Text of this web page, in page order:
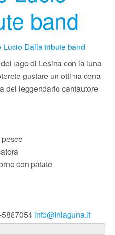
band
lago di Lesina con la luna
gustare un ottima cena
del leggendario cantautore
con patate
info@inlaguna.it